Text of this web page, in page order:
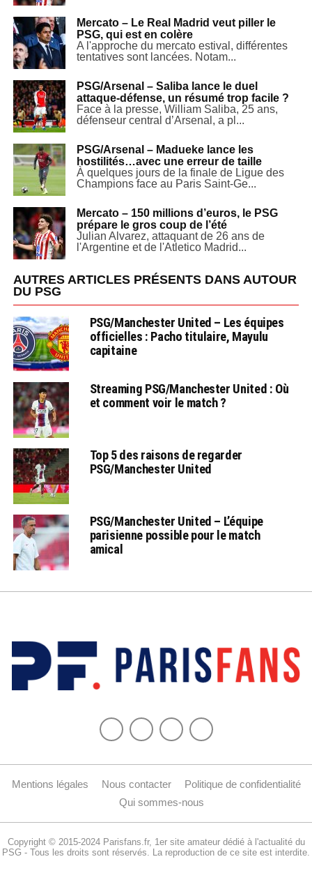
Mercato – Le Real Madrid veut piller le
PSG, qui est en colère
A l'approche du mercato estival, différentes
tentatives sont lancées. Notam...
PSG/Arsenal – Saliba lance le duel
attaque-défense, un résumé trop facile ?
Face à la presse, William Saliba, 25 ans,
défenseur central d’Arsenal, a pl...
PSG/Arsenal – Madueke lance les
hostilités…avec une erreur de taille
À quelques jours de la finale de Ligue des
Champions face au Paris Saint-Ge...
Mercato – 150 millions d’euros, le PSG
prépare le gros coup de l’été
Julian Alvarez, attaquant de 26 ans de
l'Argentine et de l'Atletico Madrid...
AUTRES ARTICLES PRÉSENTS DANS AUTOUR
DU PSG
PSG/Manchester United – Les équipes
officielles : Pacho titulaire, Mayulu
capitaine
Streaming PSG/Manchester United : Où
et comment voir le match ?
Top 5 des raisons de regarder
PSG/Manchester United
PSG/Manchester United – L’équipe
parisienne possible pour le match
amical
Mentions légales Nous contacter
Politique de confidentialité
Qui sommes-nous
Copyright © 2015-2024 Parisfans.fr, 1er site amateur dédié à l'actualité du
PSG - Tous les droits sont réservés. La reproduction de ce site est interdite.